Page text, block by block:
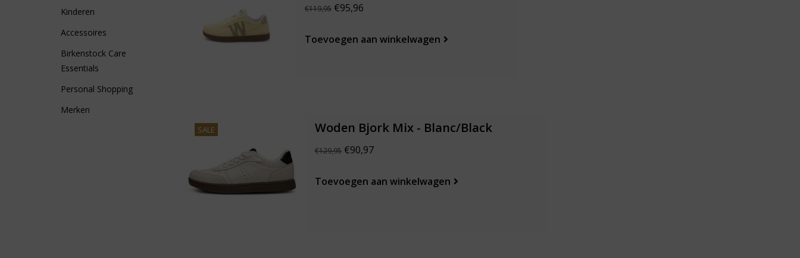
Kinderen
Accessoires
Birkenstock Care
Essentials
Personal Shopping
Merken
€119,95 €95,96
Toevoegen aan winkelwagen
SALE Woden Bjork Mix - Blanc/Black
€129,95€90,97
Toevoegen aan winkelwagen